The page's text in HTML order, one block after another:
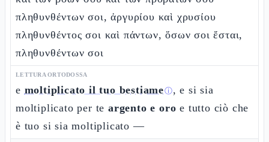
πληθυνθέντων σοι, ἀργυρίου καὶ χρυσίου
πληθυνθέντος σοι καὶ πάντων, ὅσων σοι ἔσται,
πληθυνθέντων σοι
LETTURA ORTODOSSA
e moltiplicato il tuo bestiameⓘ, e si sia
moltiplicato per teargento e oro e tutto ciò che
è tuo si sia moltiplicato —